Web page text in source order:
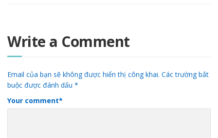
Write a Comment
Email của bạn sẽ không được hiển thị công khai. Các trường bắt
buộc được đánh dấu *
Your comment*